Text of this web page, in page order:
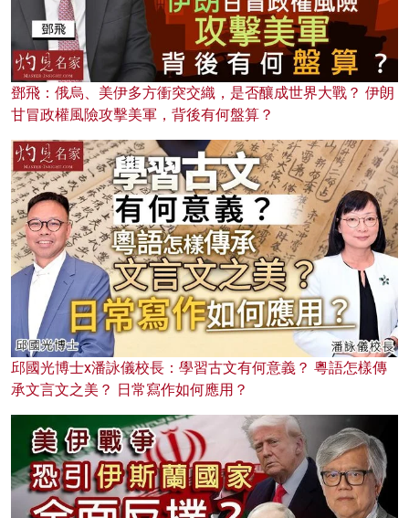
鄧飛：俄烏、美伊多方衝突交織，是否釀成世界大戰？ 伊朗
甘冒政權風險攻擊美軍，背後有何盤算？
邱國光博士x潘詠儀校長：學習古文有何意義？ 粵語怎樣傳
承文言文之美？ 日常寫作如何應用？